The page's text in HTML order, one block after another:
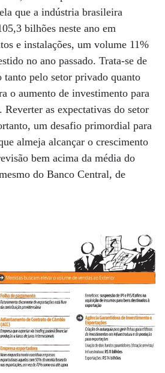
que a indústria brasileira
bilhões neste ano em
e instalações, um volume 11%
no ano passado. Trata-se de
tanto pelo setor privado quanto
o aumento de investimento para
as expectativas do setor
um desafio primordial para
almeja alcançar o crescimento
bem acima da média do
do Banco Central, de